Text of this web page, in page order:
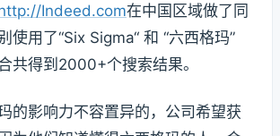
Indeed.com在中国区域做了同
使用了“Six Sigma“ 和 “六西格玛”
共得到2000+个搜索结果。
的影响力不容置异的，公司希望获